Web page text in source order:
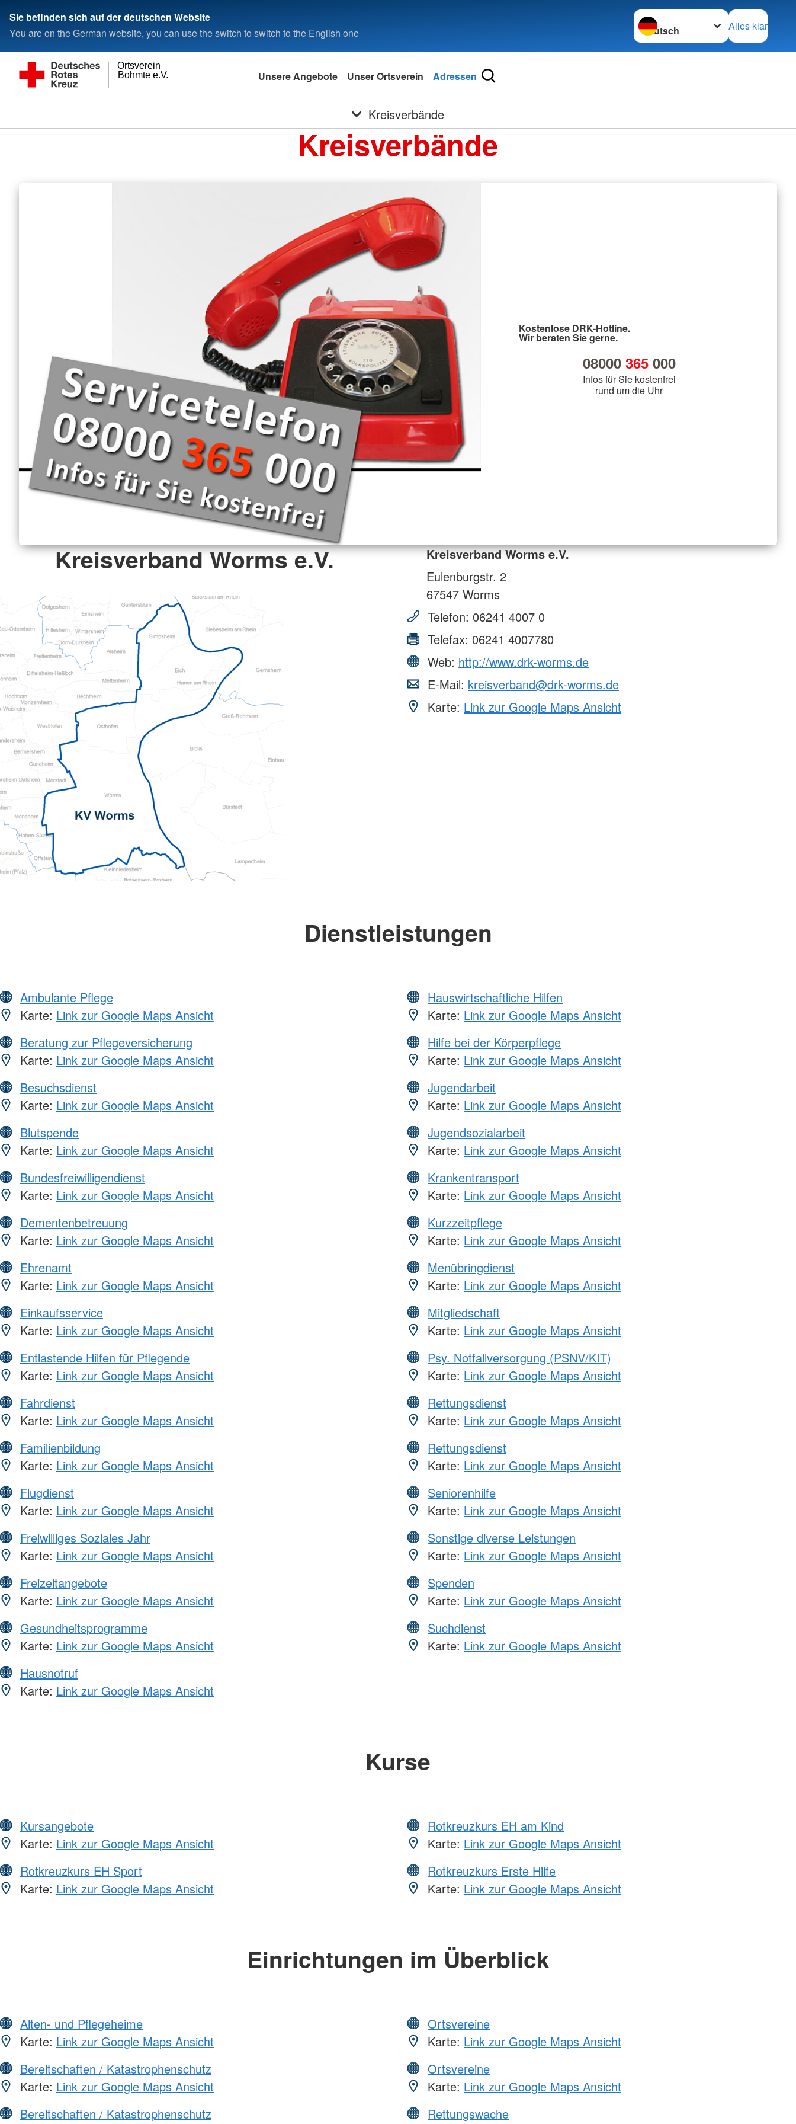
Sie befinden sich auf der deutschen Website
You are on the German website, you can use the switch to switch to the English one
Sprache wechseln zu
Alles klar
Bohmte e.V.
Ortsverein
Unsere Angebote Unser Ortsverein Adressen
Kreisverbände
Kreisverbände
Kostenlose DRK-Hotline.
Wir beraten Sie gerne.
08000 365000
Infos für Sie kostenfrei
rund um die Uhr
Kreisverband Worms e.V.
Kreisverband Worms e.V.
Eulenburgstr. 2
67547 Worms
Telefon: 06241 4007 0
Telefax: 06241 4007780
Web: http://www.drk-worms.de
E-Mail: kreisverband@drk-worms.de
Karte: Link zur Google Maps Ansicht
Dienstleistungen
Ambulante Pflege
Karte: Link zur Google Maps Ansicht
Beratung zur Pflegeversicherung
Karte: Link zur Google Maps Ansicht
Besuchsdienst
Karte: Link zur Google Maps Ansicht
Blutspende
Karte: Link zur Google Maps Ansicht
Bundesfreiwilligendienst
Karte: Link zur Google Maps Ansicht
Dementenbetreuung
Karte: Link zur Google Maps Ansicht
Ehrenamt
Karte: Link zur Google Maps Ansicht
Einkaufsservice
Karte: Link zur Google Maps Ansicht
Entlastende Hilfen für Pflegende
Karte: Link zur Google Maps Ansicht
Fahrdienst
Karte: Link zur Google Maps Ansicht
Familienbildung
Karte: Link zur Google Maps Ansicht
Flugdienst
Karte: Link zur Google Maps Ansicht
Freiwilliges Soziales Jahr
Karte: Link zur Google Maps Ansicht
Freizeitangebote
Karte: Link zur Google Maps Ansicht
Gesundheitsprogramme
Karte: Link zur Google Maps Ansicht
Hausnotruf
Karte: Link zur Google Maps Ansicht
Hauswirtschaftliche Hilfen
Karte: Link zur Google Maps Ansicht
Hilfe bei der Körperpflege
Karte: Link zur Google Maps Ansicht
Jugendarbeit
Karte: Link zur Google Maps Ansicht
Jugendsozialarbeit
Karte: Link zur Google Maps Ansicht
Krankentransport
Karte: Link zur Google Maps Ansicht
Kurzzeitpflege
Karte: Link zur Google Maps Ansicht
Menübringdienst
Karte: Link zur Google Maps Ansicht
Mitgliedschaft
Karte: Link zur Google Maps Ansicht
Psy. Notfallversorgung (PSNV/KIT)
Karte: Link zur Google Maps Ansicht
Rettungsdienst
Karte: Link zur Google Maps Ansicht
Rettungsdienst
Karte: Link zur Google Maps Ansicht
Seniorenhilfe
Karte: Link zur Google Maps Ansicht
Sonstige diverse Leistungen
Karte: Link zur Google Maps Ansicht
Spenden
Karte: Link zur Google Maps Ansicht
Suchdienst
Karte: Link zur Google Maps Ansicht
Kurse
Kursangebote
Karte: Link zur Google Maps Ansicht
Rotkreuzkurs EH Sport
Karte: Link zur Google Maps Ansicht
Rotkreuzkurs EH am Kind
Karte: Link zur Google Maps Ansicht
Rotkreuzkurs Erste Hilfe
Karte: Link zur Google Maps Ansicht
Einrichtungen im Überblick
Alten- und Pflegeheime
Karte: Link zur Google Maps Ansicht
Bereitschaften / Katastrophenschutz
Karte: Link zur Google Maps Ansicht
Bereitschaften / Katastrophenschutz
Ortsvereine
Karte: Link zur Google Maps Ansicht
Ortsvereine
Karte: Link zur Google Maps Ansicht
Rettungswache